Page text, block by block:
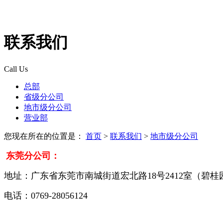
联系我们
Call Us
总部
省级分公司
地市级分公司
营业部
您现在所在的位置是： 首页 > 联系我们 > 地市级分公司
东莞分公司：
地址：广东省东莞市南城街道宏北路18号2412室（碧桂
电话：0769-28056124